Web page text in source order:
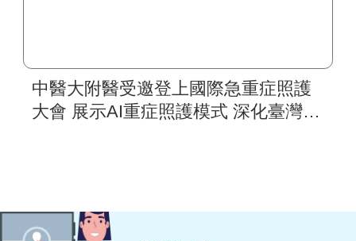
中醫大附醫受邀登上國際急重症照護
大會 展示AI重症照護模式 深化臺灣智